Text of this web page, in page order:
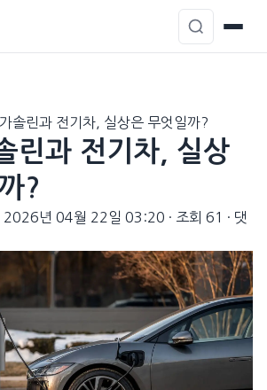
가솔린과 전기차, 실상은 무엇일까?
린과 전기차, 실상
?
2026년 04월 22일 03:20 · 조회 61 · 댓